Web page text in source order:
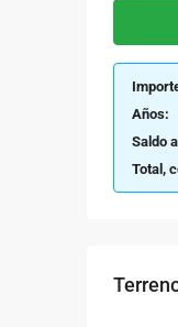
Años:
Saldo
Total,